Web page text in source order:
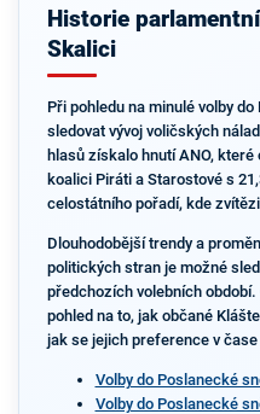
Historie
Skalici
Při pohledu na minulé volby
sledovat vývoj voličských
hlasů získalo hnutí ANO,
koalici Piráti a Starostové s
celostátního pořadí, kde
Dlouhodobější trendy a
politických stran je možné
předchozích volebních
pohled na to, jak občané
jak se jejich preference v čase
Volby do Poslanecké
Volby do Poslanecké